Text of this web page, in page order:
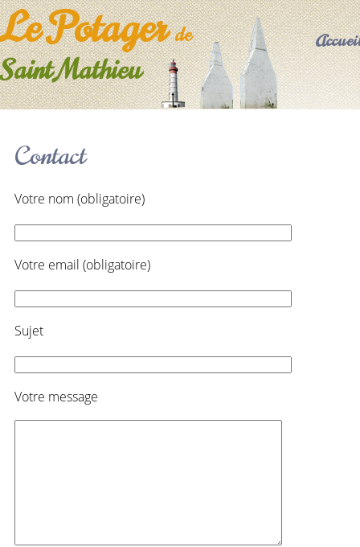
Le Potagerde
Saint Mathieu
Contact
Votre nom (obligatoire)
Votre email (obligatoire)
Sujet
Votre message